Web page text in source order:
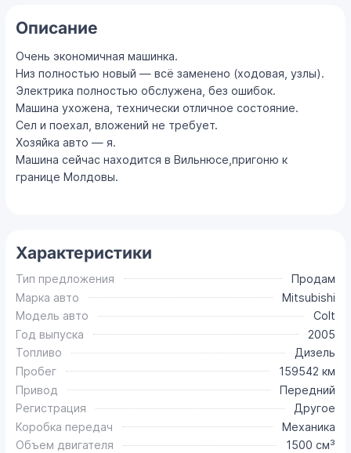
Описание
Очень экономичная машинка.
Низ полностью новый — всё заменено (ходовая, узлы).
Электрика полностью обслужена, без ошибок.
Машина ухожена, технически отличное состояние.
Сел и поехал, вложений не требует.
Хозяйка авто — я.
Машина сейчас находится в Вильнюсе,пригоню к
границе Молдовы.
Характеристики
Тип предложения
Продам
Марка авто
Mitsubishi
Модель авто
Colt
Год выпуска
2005
Топливо
Дизель
Пробег
159542 км
Привод
Передний
Регистрация
Другое
Коробка передач
Механика
Объем двигателя
1500 см³